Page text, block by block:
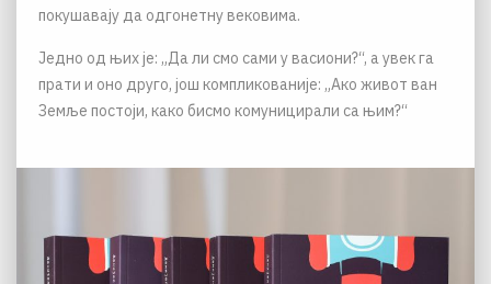
покушавају да одгонетну вековима.
Једно од њих је: „Да ли смо сами у васиони?“, а увек га
прати и оно друго, још компликованије: „Ако живот ван
Земље постоји, како бисмо комуницирали са њим?“